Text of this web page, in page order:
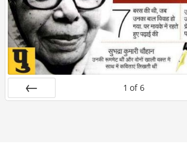
1 of 6